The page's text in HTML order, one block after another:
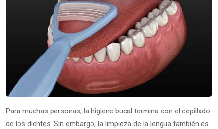
Para muchas personas, la higiene bucal termina con el cepillado
de los dientes. Sin embargo, la limpieza de la lengua también es